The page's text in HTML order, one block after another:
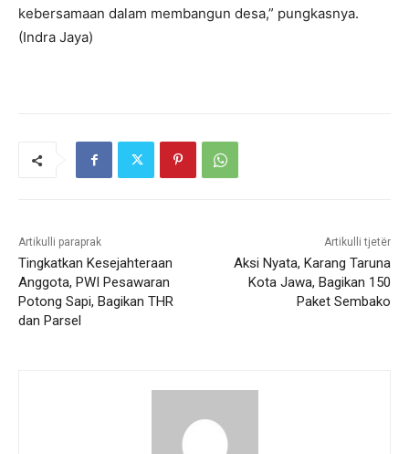
kebersamaan dalam membangun desa,” pungkasnya.
(Indra Jaya)
Artikulli paraprak
Tingkatkan Kesejahteraan
Anggota, PWI Pesawaran
Potong Sapi, Bagikan THR
dan Parsel
Artikulli tjetër
Aksi Nyata, Karang Taruna
Kota Jawa, Bagikan 150
Paket Sembako